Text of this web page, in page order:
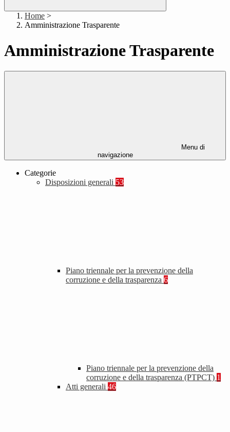
Home >
Amministrazione Trasparente
Amministrazione Trasparente
Menu di
navigazione
Categorie
Disposizioni generali 53
Piano triennale per la prevenzione della
corruzione e della trasparenza 6
Piano triennale per la prevenzione della
corruzione e della trasparenza (PTPCT) 1
Atti generali 46